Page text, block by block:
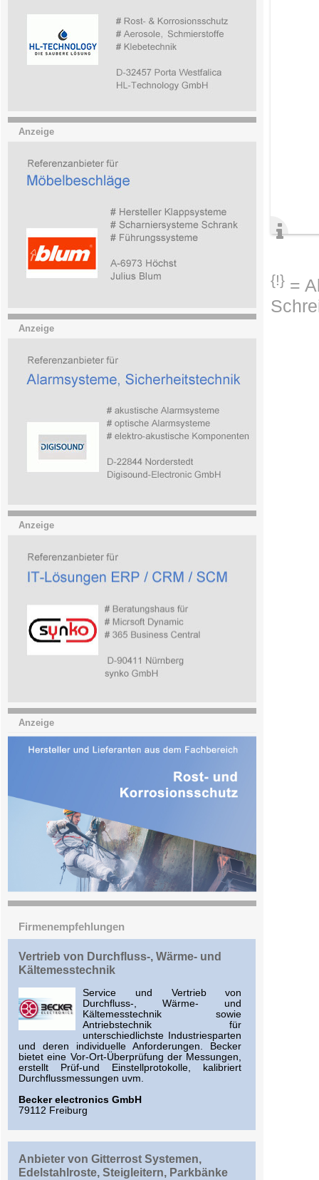
Anzeige
Anzeige
Anzeige
Anzeige
Firmenempfehlungen
Vertrieb von Durchfluss-, Wärme- und
Kältemesstechnik
Service und Vertrieb von
Durchfluss-, Wärme- und
Kältemesstechnik sowie
Antriebstechnik für
unterschiedlichste Industriesparten
und deren individuelle Anforderungen. Becker
bietet eine Vor-Ort-Überprüfung der Messungen,
erstellt Prüf-und Einstellprotokolle, kalibriert
Durchflussmessungen uvm.
Becker electronics GmbH
79112 Freiburg
Anbieter von Gitterrost Systemen,
Edelstahlroste, Steigleitern, Parkbänke
{!} =